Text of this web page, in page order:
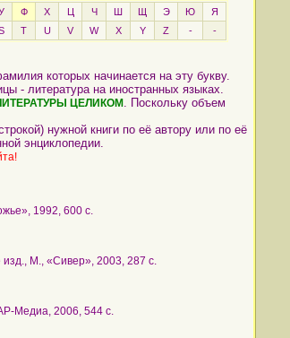
Ф Х Ц Ч Ш Щ Э Ю
Я
T U V W X Y Z - -
которых начинается на эту букву.
- литература на иностранных языках.
ЦЕЛИКОМ . Поскольку объем
нужной книги по её автору или по её
энциклопедии.
1992, 600 c.
изд., М., «Сивер», 2003, 287 с.
Медиа, 2006, 544 с.